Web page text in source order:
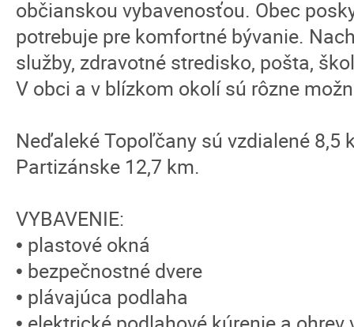
občianskou vybavenosťou. Obec
potrebuje pre komfortné bývanie.
služby, zdravotné stredisko, pošta,
V obci a v blízkom okolí sú rôzne
Neďaleké Topoľčany sú vzdialené 8,5
Partizánske 12,7 km.
VYBAVENIE:
• plastové okná
• bezpečnostné dvere
• plávajúca podlaha